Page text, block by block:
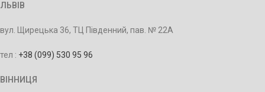
ЛЬВІВ
вул. Щирецька 36, ТЦ Південний, пав. № 22А
тел : +38 (099) 530 95 96
ВІННИЦЯ